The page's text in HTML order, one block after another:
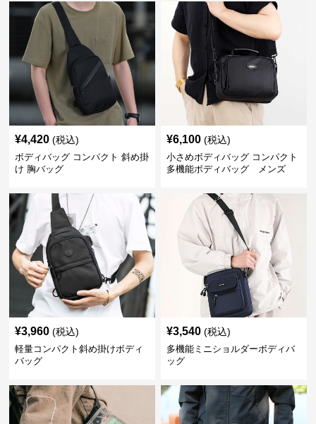
¥4,420 (税込)
ボディバッグ コンパクト 斜め掛
け 胸バッグ
¥6,100 (税込)
小さめボディバッグ コンパクト
多機能ボディバッグ メンズ
¥3,960 (税込)
軽量コンパクト斜め掛けボディ
バッグ
¥3,540 (税込)
多機能ミニショルダーボディバ
ッグ